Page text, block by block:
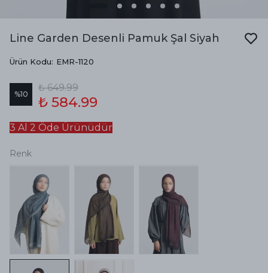
Line Garden Desenli Pamuk Şal Siyah
Ürün Kodu: EMR-1120
%10
₺ 649.99
₺ 584.99
3 Al 2 Öde Ürünüdür
Renk